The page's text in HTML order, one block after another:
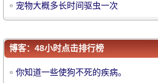
华
宠物大概多长时间驱虫一次
宠物大概多长时间驱虫一次
博客：48小时点击排行榜
你知道一些使狗不死的疾病。